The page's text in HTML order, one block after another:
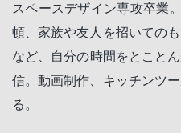
スペースデザイン専攻卒業
頓、家族や友人を招いての
など、自分の時間をとこと
信。動画制作、キッチンツ
る。